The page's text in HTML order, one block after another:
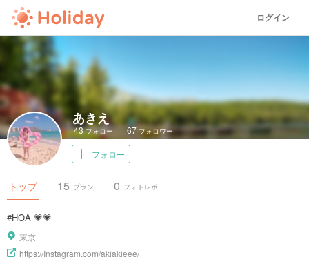
ログイン
あきえ
43フォロー 67 フォロワー
フォロー
トップ プラン
15 フォトレポ
0
#HOA 💗💗
東京
https://Instagram.com/akiakieee/